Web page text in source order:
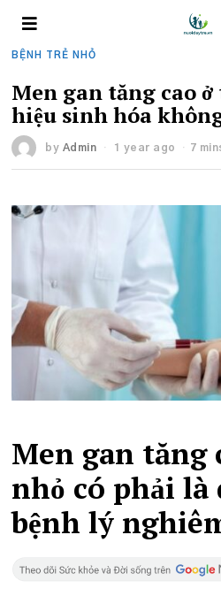
BỆNH TRẺ NHỎ
Men gan tăng cao ở
hiệu sinh hóa
by Admin 1 year ago 7
Men gan tăng
nhỏ có phải là
bệnh lý